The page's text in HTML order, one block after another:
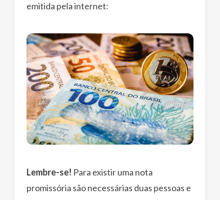
emitida pela internet:
Lembre-se! Para existir uma nota
promissória são necessárias duas pessoas e